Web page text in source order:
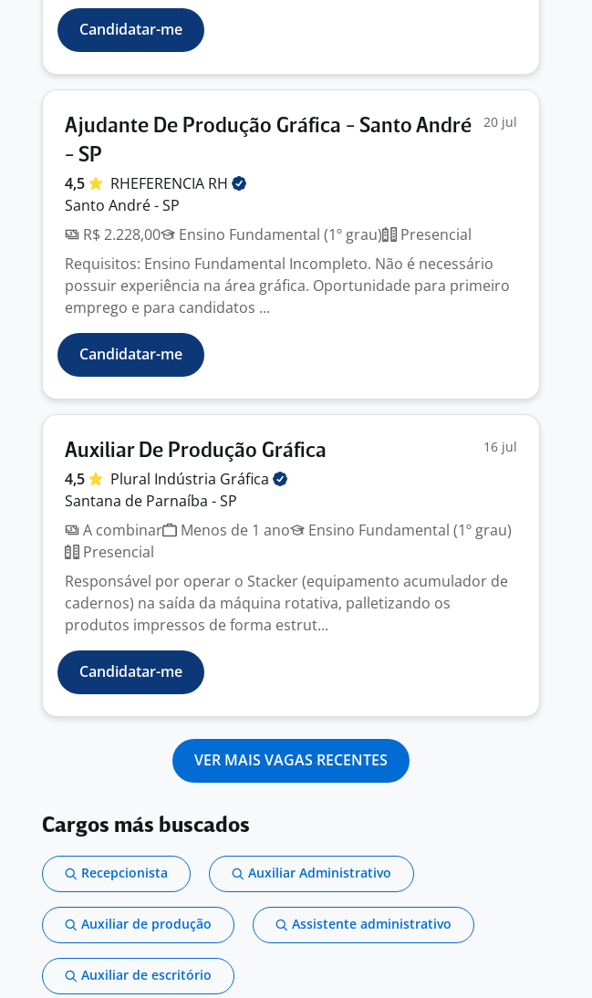
Candidatar-me
Ajudante De Produção Gráfica - Santo André
- SP
20 jul
4,5 RHEFERENCIA RH
Santo André - SP
R$ 2.228,00
Ensino Fundamental (1º grau)
Presencial
Requisitos: Ensino Fundamental Incompleto. Não é necessário
possuir experiência na área gráfica. Oportunidade para primeiro
emprego e para candidatos ...
Candidatar-me
Auxiliar De Produção Gráfica 16 jul
4,5 Plural Indústria Gráfica
Santana de Parnaíba - SP
A combinar
Menos de 1 ano
Ensino Fundamental (1º grau)
Presencial
Responsável por operar o Stacker (equipamento acumulador de
cadernos) na saída da máquina rotativa, palletizando os
produtos impressos de forma estrut...
Candidatar-me
VER MAIS VAGAS RECENTES
Cargos más buscados
Recepcionista Auxiliar Administrativo
Auxiliar de produção Assistente administrativo
Auxiliar de escritório